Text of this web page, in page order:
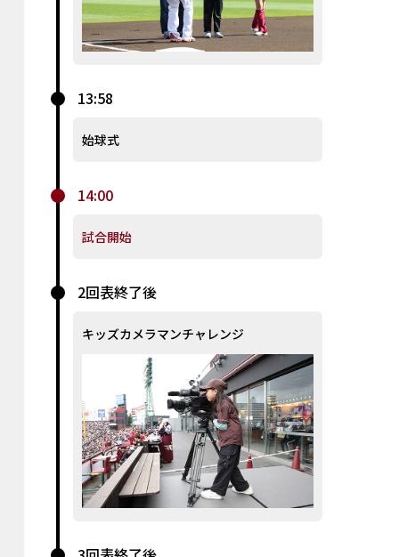
13:58
始球式
14:00
試合開始
2回表終了後
キッズカメラマンチャレンジ